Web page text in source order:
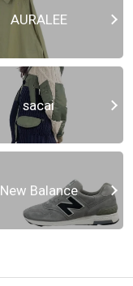
AURALEE
sacai
New Balance